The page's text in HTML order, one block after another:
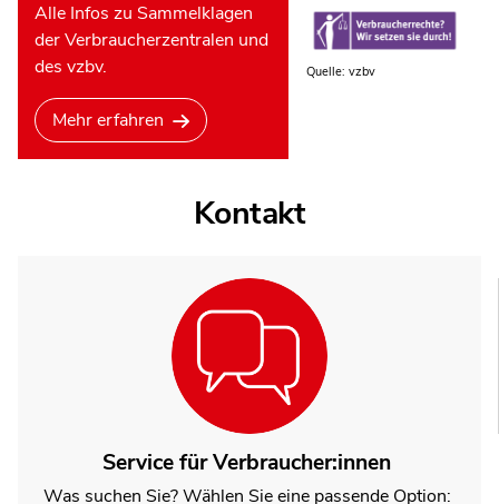
Alle Infos zu Sammelklagen
der Verbraucherzentralen und
des vzbv.
Mehr erfahren
Quelle: vzbv
Kontakt
Service für Verbraucher:innen
Was suchen Sie? Wählen Sie eine passende Option: